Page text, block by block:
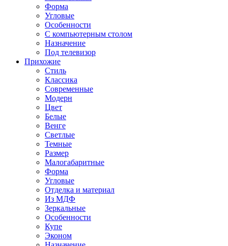
Форма
Угловые
Особенности
С компьютерным столом
Назначение
Под телевизор
Прихожие
Стиль
Классика
Современные
Модерн
Цвет
Белые
Венге
Светлые
Темные
Размер
Малогабаритные
Форма
Угловые
Отделка и материал
Из МДФ
Зеркальные
Особенности
Купе
Эконом